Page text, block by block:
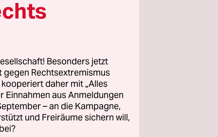
einer
wie
Besonders jetzt
gegen Rechtsextremismus
daher mit „Alles
Einnahmen aus Anmeldungen
– an die Kampagne,
und Freiräume sichern will,